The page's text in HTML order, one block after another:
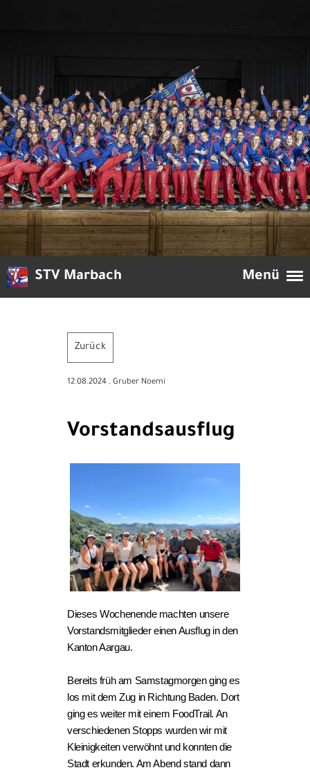
Menü
STV Marbach
Zurück
12.08.2024 , Gruber Noemi
Vorstandsausflug
Dieses Wochenende machten unsere
Vorstandsmitglieder einen Ausflug in den
Kanton Aargau.
Bereits früh am Samstagmorgen ging es
los mit dem Zug in Richtung Baden. Dort
ging es weiter mit einem FoodTrail. An
verschiedenen Stopps wurden wir mit
Kleinigkeiten verwöhnt und konnten die
Stadt erkunden. Am Abend stand dann